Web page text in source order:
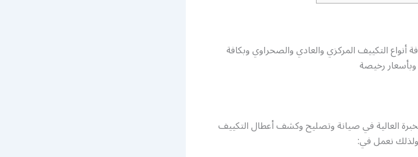
التكييف المركزي والعادي والصحراوي وبكافة
رخيصة
العالية في صيانة وتصليح وكشف أعطال التكييف
نعمل في: